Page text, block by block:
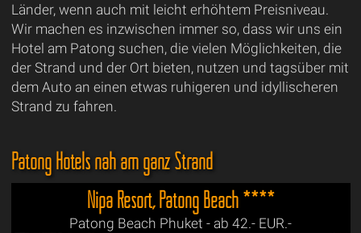
Länder, wenn auch mit leicht erhöhtem Preisniveau.
Wir machen es inzwischen immer so, dass wir uns ein
Hotel am Patong suchen, die vielen Möglichkeiten, die
der Strand und der Ort bieten, nutzen und tagsüber mit
dem Auto an einen etwas ruhigeren und idyllischeren
Strand zu fahren.
Patong Hotels nah am ganz Strand
Nipa Resort, Patong Beach ****
Patong Beach Phuket - ab 42.- EUR.-